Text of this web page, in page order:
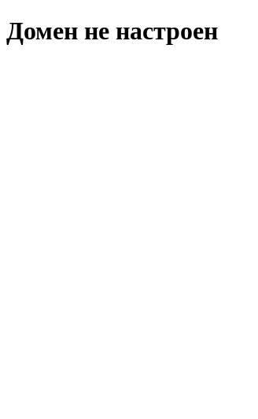
Домен не настроен